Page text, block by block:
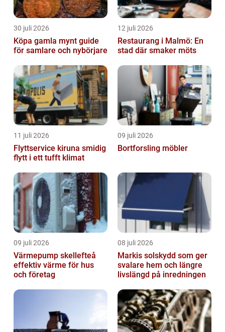
30 juli 2026
Köpa gamla mynt guide
för samlare och nybörjare
12 juli 2026
Restaurang i Malmö: En
stad där smaker möts
11 juli 2026
Flyttservice kiruna smidig
flytt i ett tufft klimat
09 juli 2026
Bortforsling möbler
09 juli 2026
Värmepump skellefteå
effektiv värme för hus
och företag
08 juli 2026
Markis solskydd som ger
svalare hem och längre
livslängd på inredningen